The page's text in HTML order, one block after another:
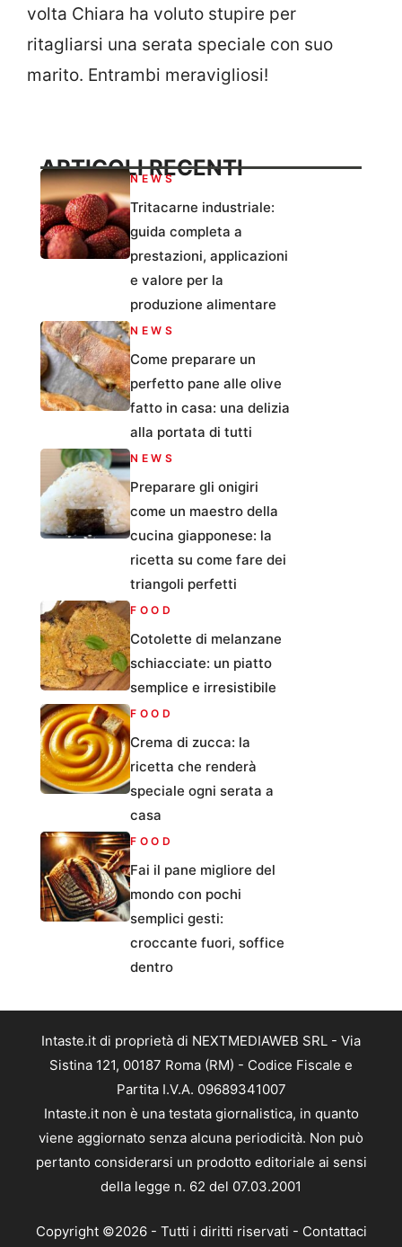
volta Chiara ha voluto stupire per
ritagliarsi una serata speciale con suo
marito. Entrambi meravigliosi!
ARTICOLI RECENTI
NEWS
Tritacarne industriale:
guida completa a
prestazioni, applicazioni
e valore per la
produzione alimentare
NEWS
Come preparare un
perfetto pane alle olive
fatto in casa: una delizia
alla portata di tutti
NEWS
Preparare gli onigiri
come un maestro della
cucina giapponese: la
ricetta su come fare dei
triangoli perfetti
FOOD
Cotolette di melanzane
schiacciate: un piatto
semplice e irresistibile
FOOD
Crema di zucca: la
ricetta che renderà
speciale ogni serata a
casa
FOOD
Fai il pane migliore del
mondo con pochi
semplici gesti:
croccante fuori, soffice
dentro
Intaste.it di proprietà di NEXTMEDIAWEB SRL - Via
Sistina 121, 00187 Roma (RM) - Codice Fiscale e
Partita I.V.A. 09689341007
Intaste.it non è una testata giornalistica, in quanto
viene aggiornato senza alcuna periodicità. Non può
pertanto considerarsi un prodotto editoriale ai sensi
della legge n. 62 del 07.03.2001
Copyright ©2026 - Tutti i diritti riservati - Contattaci